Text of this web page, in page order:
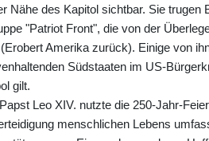
Nähe des Kapitol sichtbar. Sie trugen
"Patriot Front", die von der
Amerika zurück). Einige von
Südstaaten im US-
gilt.
Leo XIV. nutzte die 250-Jahr-
menschlichen Lebens